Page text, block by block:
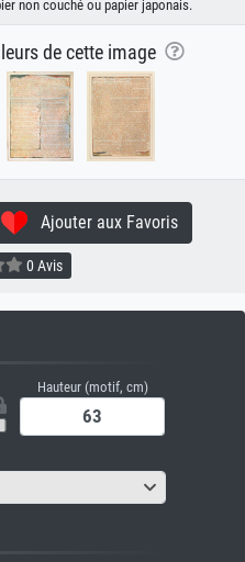
non couché ou papier japonais.
de cette image
Ajouter aux Favoris
0 Avis
Hauteur (motif, cm)